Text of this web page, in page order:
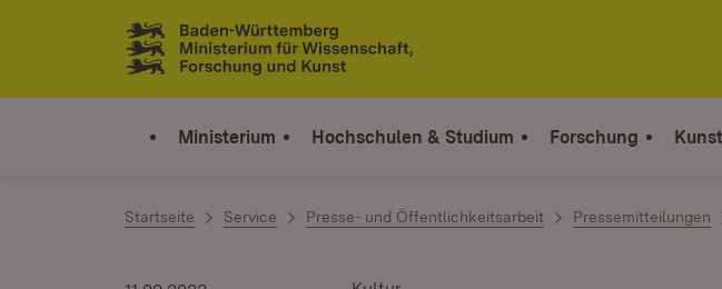
Zum Inhalt springen
Link zur Startseite
Ministerium Hochschulen & Studium Forschung
Startseite Service Presse- und Öffentlichkeitsarbeit Pressemitteilungen